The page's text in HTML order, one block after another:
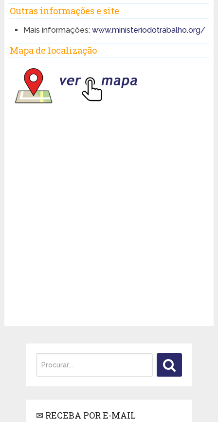
Outras informações e site
Mais informações: www.ministeriodotrabalho.org/
Mapa de localização
✉ RECEBA POR E-MAIL